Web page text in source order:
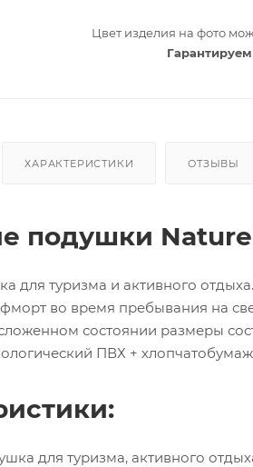
Цвет изделия на фото
ХАРАКТЕРИСТИКИ ОТЗЫВЫ
подушки
для туризма и активного
во время пребывания на
состоянии размеры
ПВХ +
для туризма, активного